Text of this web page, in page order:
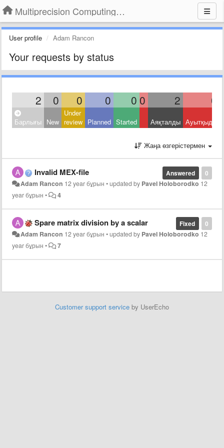
Multiprecision Computing Toolbox for MATLAB
User profile Adam Rancon
Your requests by status
2 0 0 0 0 0 2 0
Барлығы New
Under
review Planned Started Аяқталды Ауытқыды
Жаңа өзгерістермен
0
Answered
Invalid MEX-file
Adam Rancon 12 year бұрын •updated by Pavel Holoborodko 12
year бұрын • 4
0
Fixed
Spare matrix division by a scalar
Adam Rancon 12 year бұрын •updated by Pavel Holoborodko 12
year бұрын • 7
Customer support service by UserEcho